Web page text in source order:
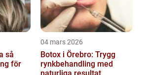
för
04 mars 2026
Botox i Örebro: Trygg
rynkbehandling med